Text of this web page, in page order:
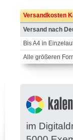
Versandkosten
Versand nach
Bis A4 in
Alle größeren
im